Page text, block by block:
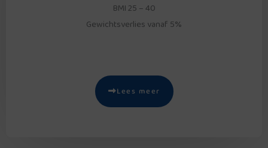
BMI 25 – 40
Gewichtsverlies vanaf 5%
Lees meer